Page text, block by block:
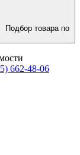
662-48-06